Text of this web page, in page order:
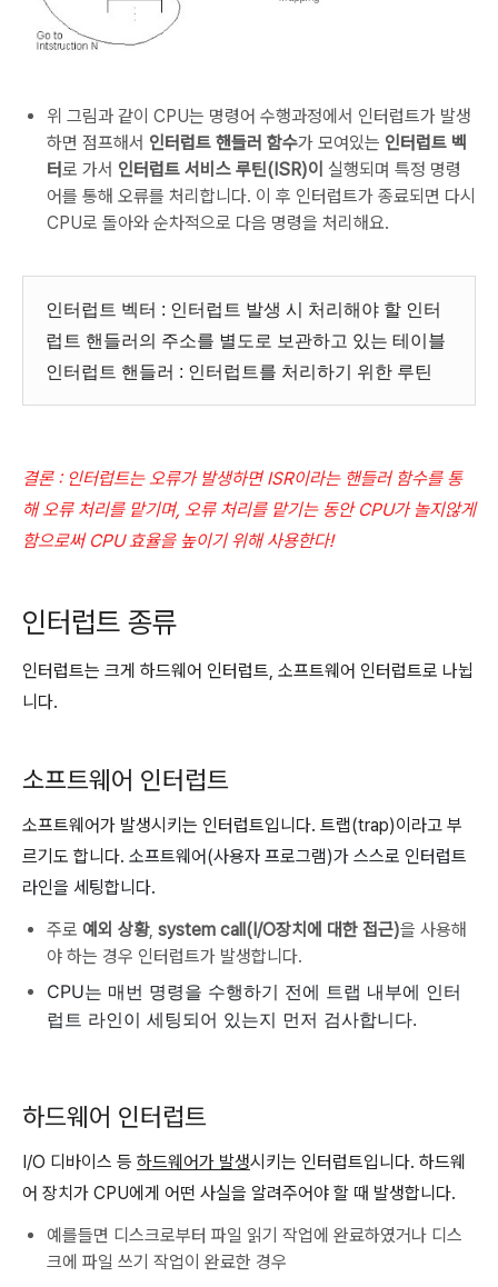
위 그림과 같이 CPU는 명령어 수행과정에서 인터럽트가 발생
하면 점프해서 인터럽트 핸들러 함수가 모여있는 인터럽트 벡
터로 가서 인터럽트 서비스 루틴(ISR)이 실행되며 특정 명령
어를 통해 오류를 처리합니다. 이 후 인터럽트가 종료되면 다시
CPU로 돌아와 순차적으로 다음 명령을 처리해요.
인터럽트 벡터 : 인터럽트 발생 시 처리해야 할 인터
럽트 핸들러의 주소를 별도로 보관하고 있는 테이블
인터럽트 핸들러 : 인터럽트를 처리하기 위한 루틴
결론 : 인터럽트는 오류가 발생하면 ISR이라는 핸들러 함수를 통
해 오류 처리를 맡기며, 오류 처리를 맡기는 동안 CPU가 놀지않게
함으로써 CPU 효율을 높이기 위해 사용한다!
인터럽트 종류
인터럽트는 크게 하드웨어 인터럽트, 소프트웨어 인터럽트로 나뉩
니다.
소프트웨어 인터럽트
소프트웨어가 발생시키는 인터럽트입니다. 트랩(trap)이라고 부
르기도 합니다. 소프트웨어(사용자 프로그램)가 스스로 인터럽트
라인을 세팅합니다.
주로 예외 상황, system call(I/O장치에 대한 접근)을 사용해
야 하는 경우 인터럽트가 발생합니다.
CPU는 매번 명령을 수행하기 전에 트랩 내부에 인터
럽트 라인이 세팅되어 있는지 먼저 검사합니다.
하드웨어 인터럽트
I/O 디바이스 등 하드웨어가 발생시키는 인터럽트입니다. 하드웨
어 장치가 CPU에게 어떤 사실을 알려주어야 할 때 발생합니다.
예를들면 디스크로부터 파일 읽기 작업에 완료하였거나 디스
크에 파일 쓰기 작업이 완료한 경우